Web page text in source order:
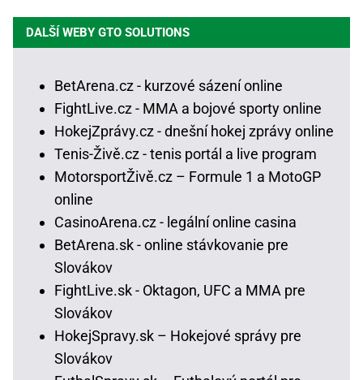
DALŠÍ WEBY GTO SOLUTIONS
BetArena.cz - kurzové sázení online
FightLive.cz - MMA a bojové sporty online
HokejZprávy.cz - dnešní hokej zprávy online
Tenis-Živě.cz - tenis portál a live program
MotorsportŽivě.cz – Formule 1 a MotoGP
online
CasinoArena.cz - legální online casina
BetArena.sk - online stávkovanie pre
Slovákov
FightLive.sk - Oktagon, UFC a MMA pre
Slovákov
HokejSpravy.sk – Hokejové správy pre
Slovákov